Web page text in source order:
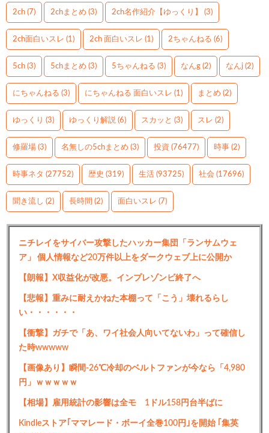
2ch (7) 2chまとめ (3) 2ch名作紹介【ゆっくり】 (3)
2ch面白いスレ (1) 2ch 面白いスレ (1) 2ちゃんねる (6)
5ch (3) 5chまとめ (3) 5ちゃんねる (3) なんg (2) なんj (2)
にちゃんねる (3) にちゃんねる 面白いスレ (1) まとめ (2)
ゆっくり (3) ゆっくり解説 (6) スカッと (3) スレ (2)
修羅場 (3) 名無しの5chまとめ (3) 投資 (76477) 時事 (2)
時事ネタ (27752) 歴史 (319) 生活 (93725) 社会 (17696)
聞き流し (2) 長時間 (2) 面白いスレ (7)
ニチレイをサイバー攻撃したハッカー集団「ランサムウェ
ア」 個人情報など20万件以上をダークウェブ上に公開か
【朗報】X収益化が改悪。インプレゾンビ終了へ
【悲報】重みに耐えかねた本棚って「こう」壊れるらし
い・・・・・・
【衝撃】ガチで「あ、ワイ社会人向いてないわ」って確信し
た時wwwww
【画像あり】瞬間-26℃冷却のベルトファンが今なら「4,980
円」ｗｗｗｗｗ
【相場】雇用統計の影響は全モ 1ドル158円台半ばに
Kindleストア｢ママレード・ボーイ全巻100円｣を開始 ｢集英